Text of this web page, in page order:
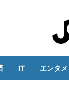
IT エンタメ